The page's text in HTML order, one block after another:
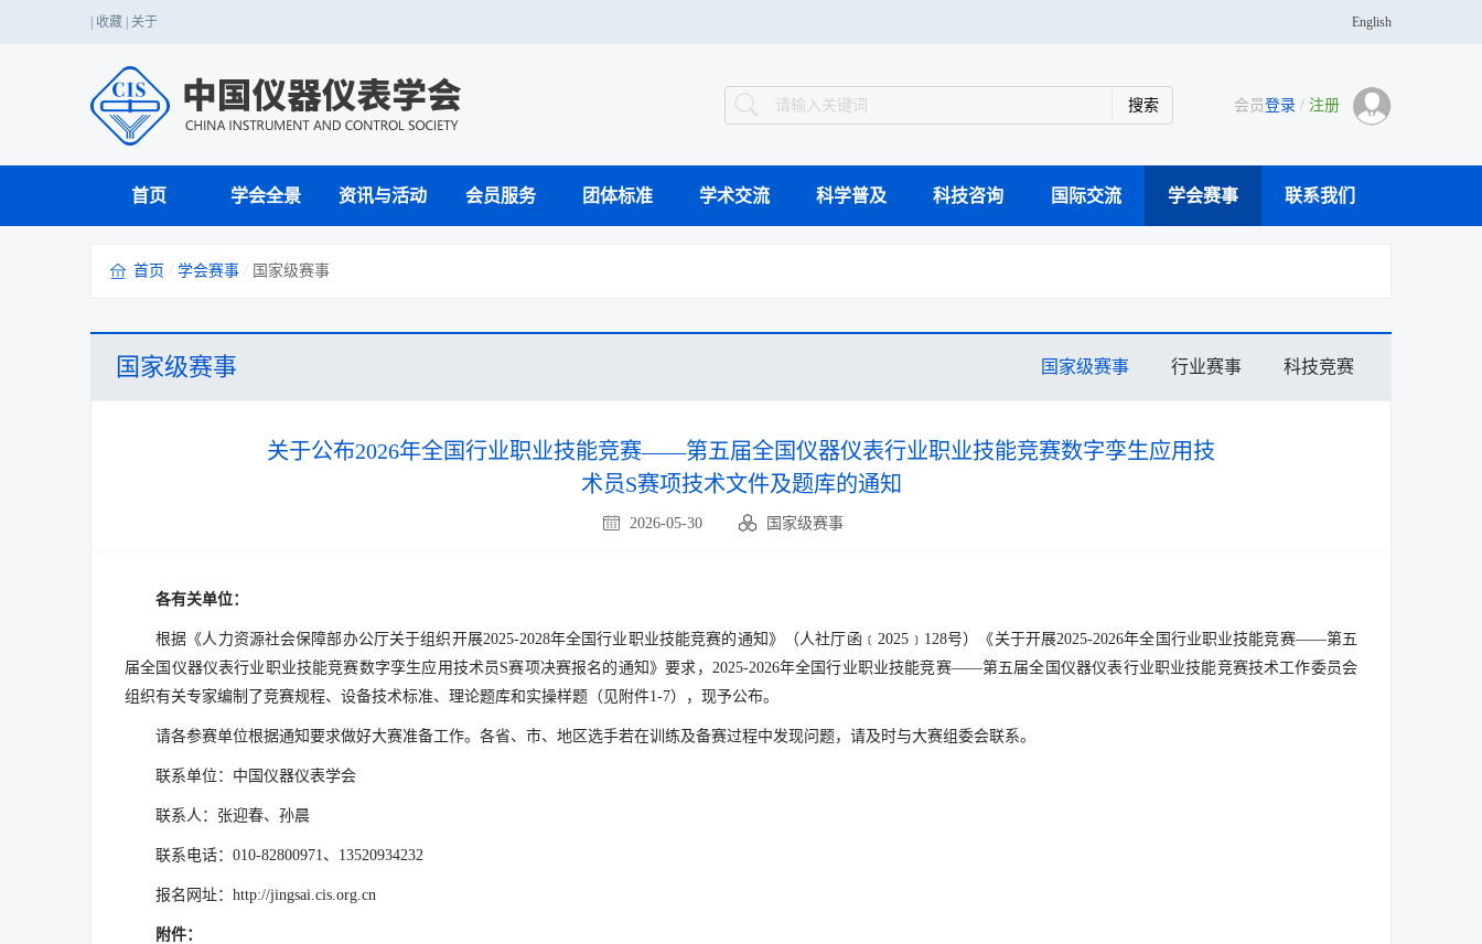
收藏 关于 English
会员登录 / 注册
首页 学会全景
学会介绍
资讯与活动
党的二十大精神
会员服务
国家职业标准
团体标准 学术交流
期刊工作
科学普及
仪器仪表科技应用
科技咨询
业务介绍
国际交流 学会赛事
国家级赛事
联系我们
首页 学会赛事 国家级赛事
国家级赛事 行业赛事 科技竞赛
国家级赛事
关于公布2026年全国行业职业技能竞赛——第五届全国仪器仪表行业职业技能竞赛数字孪生应用技
术员S赛项技术文件及题库的通知
2026-05-30 国家级赛事
各有关单位：
根据《人力资源社会保障部办公厅关于组织开展2025-2028年全国行业职业技能竞赛的通知》（人社厅函﹝2025﹞128号）《关于开展2025-2026年全国行业职业技能竞赛——第五
届全国仪器仪表行业职业技能竞赛数字孪生应用技术员S赛项决赛报名的通知》要求，2025-2026年全国行业职业技能竞赛——第五届全国仪器仪表行业职业技能竞赛技术工作委员会
组织有关专家编制了竞赛规程、设备技术标准、理论题库和实操样题（见附件1-7），现予公布。
请各参赛单位根据通知要求做好大赛准备工作。各省、市、地区选手若在训练及备赛过程中发现问题，请及时与大赛组委会联系。
联系单位：中国仪器仪表学会
联系人：张迎春、孙晨
联系电话：010-82800971、13520934232
报名网址：http://jingsai.cis.org.cn
附件：